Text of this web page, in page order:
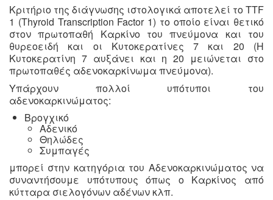
Κριτήριο της διάγνωσης ιστολογικά αποτελεί το TTF
1 (Thyroid Transcription Factor 1) το οποίο είναι θετικό
στον πρωτοπαθή Καρκίνο του πνεύμονα και του
θυρεοειδή και οι Κυτοκερατίνες 7 και 20 (Η
Κυτοκερατίνη 7 αυξάνει και η 20 μειώνεται στο
πρωτοπαθές αδενοκαρκίνωμα πνεύμονα).
Υπάρχουν πολλοί υπότυποι του
αδενοκαρκινώματος:
Βρογχικό
Αδενικό
Θηλώδες
Συμπαγές
μπορεί στην κατηγόρια του Αδενοκαρκινώματος να
συναντήσουμε υπότυπους όπως ο Καρκίνος από
κύτταρα σιελογόνων αδένων κλπ.